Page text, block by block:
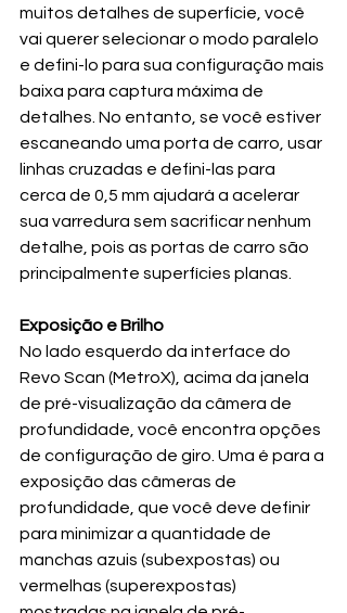
muitos detalhes de superfície, você
vai querer selecionar o modo paralelo
e defini-lo para sua configuração mais
baixa para captura máxima de
detalhes. No entanto, se você estiver
escaneando uma porta de carro, usar
linhas cruzadas e defini-las para
cerca de 0,5 mm ajudará a acelerar
sua varredura sem sacrificar nenhum
detalhe, pois as portas de carro são
principalmente superfícies planas.
Exposição e Brilho
No lado esquerdo da interface do
Revo Scan (MetroX), acima da janela
de pré-visualização da câmera de
profundidade, você encontra opções
de configuração de giro. Uma é para a
exposição das câmeras de
profundidade, que você deve definir
para minimizar a quantidade de
manchas azuis (subexpostas) ou
vermelhas (superexpostas)